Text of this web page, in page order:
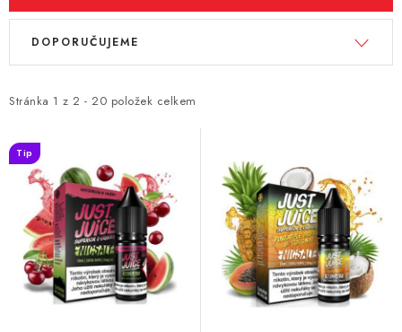
V
i
p
Stránka 1 z 2 - 20 položek celkem
Ř
e
í
DOPORUČUJEME
Tip